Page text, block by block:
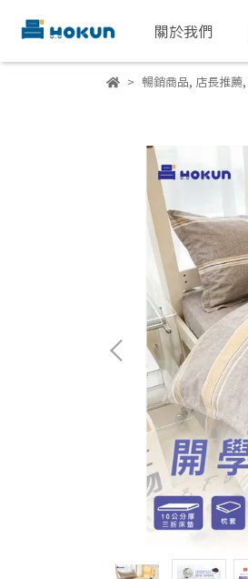
關於我們
暢銷商品, 店長推薦,